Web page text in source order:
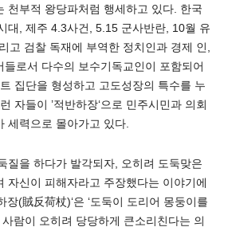
천부적 왕당파처럼 행세하고 있다. 한국
대, 제주 4.3사건, 5.15 군사반란, 10월 유
고 검찰 독재에 부역한 정치인과 경제 인,
로서 다수의 보수기독교인이 포함되어
집단을 형성하고 고도성장의 특수를 누
자들이 ’적반하장‘으로 민주시민과 의회
세력으로 몰아가고 있다.
질을 하다가 발각되자, 오히려 도둑맞은
자신이 피해자라고 주장했다는 이야기에
장(賊反荷杖)‘은 ‘도둑이 도리어 몽둥이를
람이 오히려 당당하게 큰소리친다는 의